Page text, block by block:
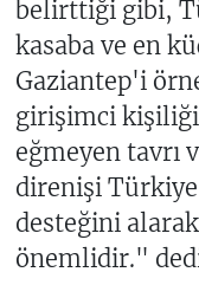
belirttiği gibi,
kasaba ve en
Gaziantep'i
girişimci
eğmeyen tavrı
direnişi
desteğini
önemlidir."